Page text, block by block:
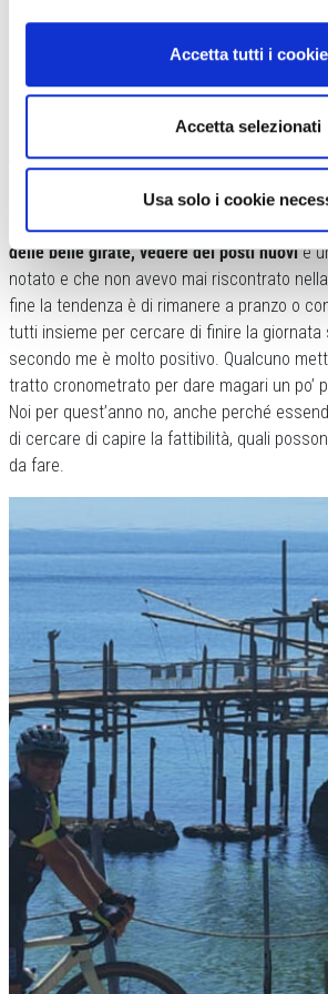
Accetta tutti i cookie
Accetta selezionati
Usa solo i cookie
Voi avete scelto una formula completamente non
Io ho fatto qualche evento gravel e mi sono
gravel è molto distante dalla competizione.
delle belle girate, vedere dei posti nuovie
notato e che non avevo mai riscontrato
fine la tendenza è di rimanere a pranzo o
tutti insieme per cercare di finire la giornata
secondo me è molto positivo. Qualcuno
tratto cronometrato per dare magari un po’
Noi per quest’anno no, anche perché
di cercare di capire la fattibilità, quali
da fare.